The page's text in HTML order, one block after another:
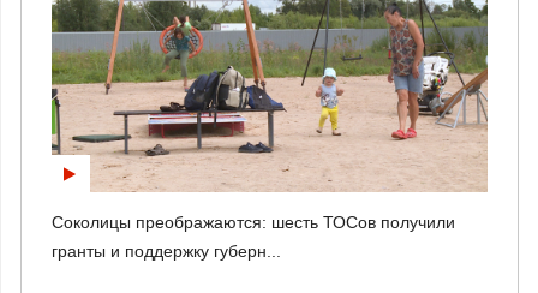
Соколицы преображаются: шесть ТОСов получили
гранты и поддержку губерн...